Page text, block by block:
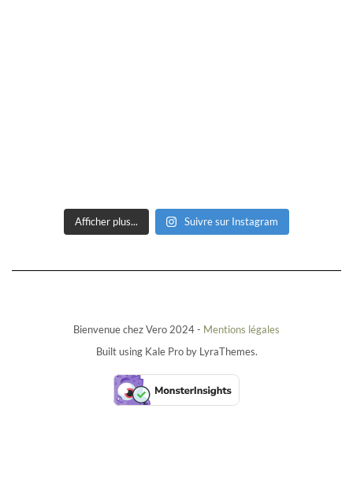
Afficher plus... Suivre sur Instagram
Bienvenue chez Vero 2024 - Mentions légales
Built using Kale Proby LyraThemes.